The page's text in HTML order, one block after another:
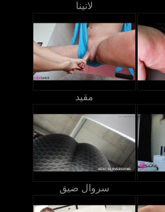
لاتينا
مقيد
سروال ضيق